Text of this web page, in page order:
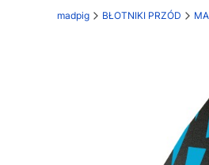
madpig BŁOTNIKI PRZÓD